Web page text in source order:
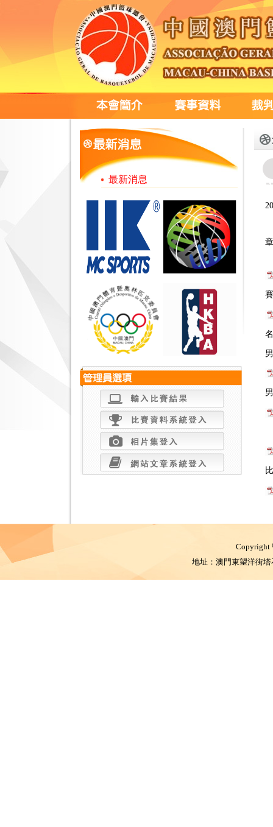
最新消息
Copyright
地址：澳門東望洋街塔